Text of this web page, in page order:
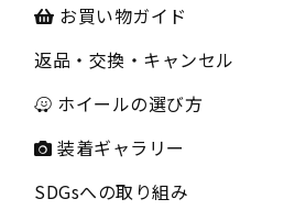
お買い物ガイド
返品・交換・キャンセル
ホイールの選び方
装着ギャラリー
SDGsへの取り組み